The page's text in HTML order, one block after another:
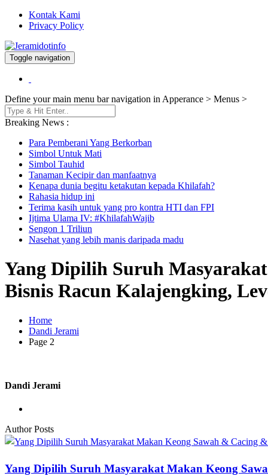
Kontak Kami
Privacy Policy
Jeramidotinfo
Berita dan Informasi Terkini
Toggle navigation
Define your main menu bar navigation in Apperance > Menus >
Breaking News :
Para Pemberani Yang Berkorban
Simbol Untuk Mati
Simbol Tauhid
Tanaman Kecipir dan manfaatnya
Kenapa dunia begitu ketakutan kepada Khilafah?
Rahasia hidup ini
Terima kasih untuk yang pro kontra HTI dan FPI
Ijtima Ulama IV: #KhilafahWajib
Sengon 1 Triliun
Nasehat yang lebih manis daripada madu
Yang Dipilih Suruh
Bisnis Racun Kalajengking,
Home
Dandi Jerami
Page 2
Dandi Jerami
Author Posts
Yang Dipilih Suruh Masyarakat Makan Keong